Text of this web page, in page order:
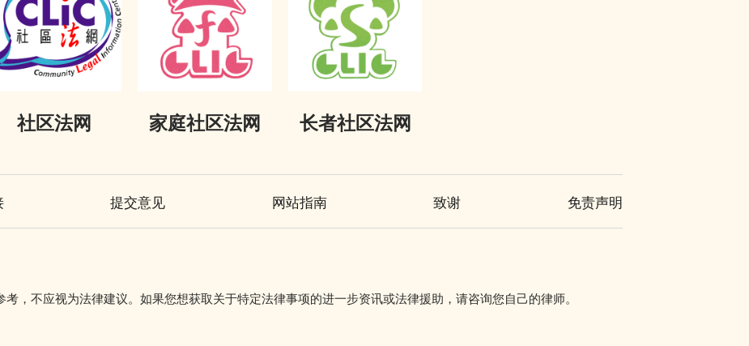
社区法网 家庭社区法网 长者社区法网
提交意见 网站指南 致谢 免责声明
，不应视为法律建议。如果您想获取关于特定法律事项的进一步资讯或法律援助，请咨询您自己的律师。